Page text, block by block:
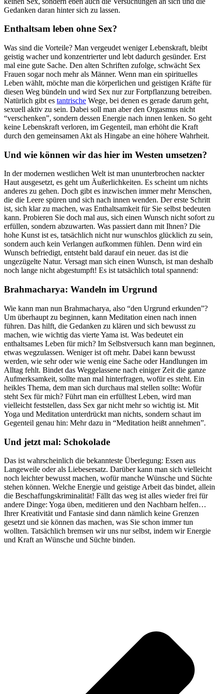
Gedanken daran hinter sich zu lassen.
Enthaltsam leben ohne Sex?
Was sind die Vorteile? Man vergeudet weniger Lebenskraft, bleibt
geistig wacher und konzentrierter und lebt dadurch gesünder. Erst
mal eine gute Sache. Den alten Schriften zufolge, schwächt Sex
Frauen sogar noch mehr als Männer. Wenn man ein spirituelles
Leben wählt, möchte man die körperlichen und geistigen Kräfte für
diesen Weg bündeln und wird Sex nur zur Fortpflanzung betreiben.
Natürlich gibt es tantrische Wege, bei denen es gerade darum geht,
sexuell aktiv zu sein. Dabei soll man aber den Orgasmus nicht
“verschenken”, sondern dessen Energie nach innen lenken. So geht
keine Lebenskraft verloren, im Gegenteil, man erhöht die Kraft
durch den gemeinsamen Akt als Hingabe an eine höhere Wahrheit.
Und wie können wir das hier im Westen umsetzen?
In der modernen westlichen Welt ist man ununterbrochen nackter
Haut ausgesetzt, es geht um Äußerlichkeiten. Es scheint um nichts
anderes zu gehen. Doch gibt es inzwischen immer mehr Menschen,
die die Leere spüren und sich nach innen wenden. Der erste Schritt
ist, sich klar zu machen, was Enthaltsamkeit für Sie selbst bedeuten
kann. Probieren Sie doch mal aus, sich einen Wunsch nicht sofort zu
erfüllen, sondern abzuwarten. Was passiert dann mit Ihnen? Die
hohe Kunst ist es, tatsächlich nicht nur wunschlos glücklich zu sein,
sondern auch kein Verlangen aufkommen fühlen. Denn wird ein
Wunsch befriedigt, entsteht bald darauf ein neuer. das ist die
ungezügelte Natur. Versagt man sich einen Wunsch, ist man deshalb
noch lange nicht abgestumpft! Es ist tatsächlich total spannend:
Brahmacharya: Wandeln im Urgrund
Wie kann man nun Brahmacharya, also “den Urgrund erkunden”?
Um überhaupt zu beginnen, kann Meditation einen nach innen
führen. Das hilft, die Gedanken zu klären und sich bewusst zu
machen, wie wichtig das vierte Yama ist. Was bedeutet ein
enthaltsames Leben für mich? Im Selbstversuch kann man beginnen,
etwas wegzulassen. Weniger ist oft mehr. Dabei kann bewusst
werden, wie sehr oder wie wenig eine Sache oder Handlungen im
Alltag fehlt. Bindet das Weggelassene nach einiger Zeit die ganze
Aufmerksamkeit, sollte man mal hinterfragen, wofür es steht. Ein
heikles Thema, dem man sich durchaus mal stellen sollte: Wofür
steht Sex für mich? Führt man ein erfülltest Leben, wird man
vielleicht feststellen, dass Sex gar nicht mehr so wichtig ist. Mit
Yoga und Meditation unterdrückt man nichts, sondern schaut im
Gegenteil genau hin: Mehr dazu in “Meditation heißt annehmen”.
Und jetzt mal: Schokolade
Das ist wahrscheinlich die bekannteste Überlegung: Essen aus
Langeweile oder als Liebesersatz. Darüber kann man sich vielleicht
noch leichter bewusst machen, wofür manche Wünsche und Süchte
stehen können. Welche Energie und geistige Arbeit das bindet, allein
die Beschaffungskriminalität! Fällt das weg ist alles wieder frei für
andere Dinge: Yoga üben, meditieren und den Nachbarn helfen…
Ihrer Kreativität und Fantasie sind dann nämlich keine Grenzen
gesetzt und sie können das machen, was Sie schon immer tun
wollten. Tatsächlich bremsen wir uns nur selbst, indem wir Energie
und Kraft an Wünsche und Süchte binden.